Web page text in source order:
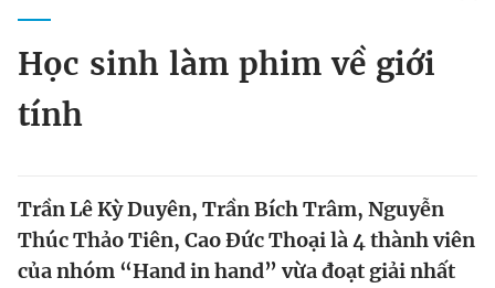
Chuyên mục
Tin thị trường Tin 360
Đổi mật khẩu
Tin đã lưu
Đăng xuất
Học sinh làm phim về giới
tính
Trần Lê Kỳ Duyên, Trần Bích Trâm, Nguyễn
Thúc Thảo Tiên, Cao Đức Thoại là 4 thành viên
của nhóm “Hand in hand” vừa đoạt giải nhất